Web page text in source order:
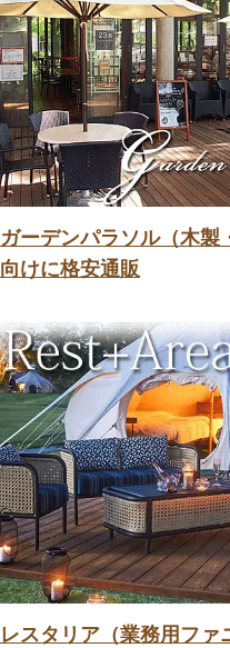
ガーデンパラソル（木
向けに格安通販
レスタリア（業務用フ